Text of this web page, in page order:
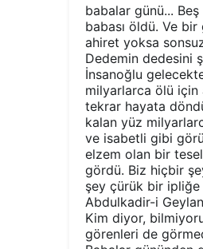
babalar günü...
babası öldü. Ve
ahiret yoksa
Dedemin dedesini
İnsanoğlu
milyarlarca ölü için
tekrar hayata
kalan yüz
ve isabetli gibi
elzem olan bir
gördü. Biz hiçbir
şey çürük bir
Abdulkadir-i
Kim diyor,
görenleri de